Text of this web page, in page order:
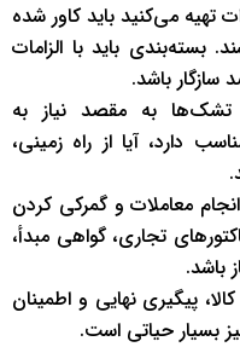
تهیه می‌کنید باید کاور شده
بسته‌بندی باید با الزامات
سازگار باشد.
به مقصد نیاز به
دارد، آیا از راه زمینی،
معاملات و گمرکی کردن
تجاری، گواهی مبدأ،
باشد.
پیگیری نهایی و اطمینان
بسیار حیاتی است.